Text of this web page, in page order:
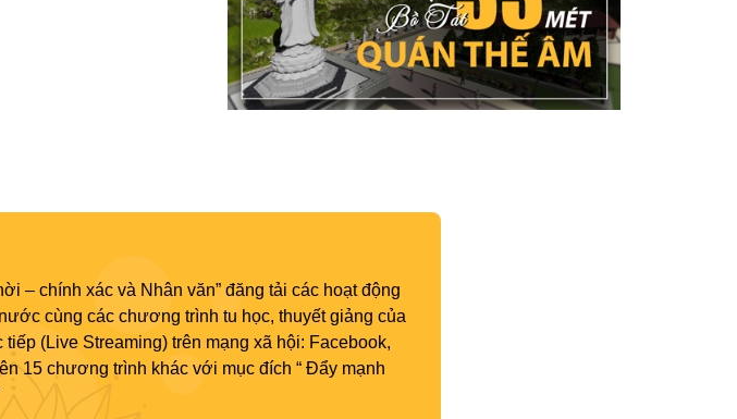
– chính xác và Nhân văn” đăng tải các hoạt động
cùng các chương trình tu học, thuyết giảng của
(Live Streaming) trên mạng xã hội: Facebook,
15 chương trình khác với mục đích “ Đẩy mạnh